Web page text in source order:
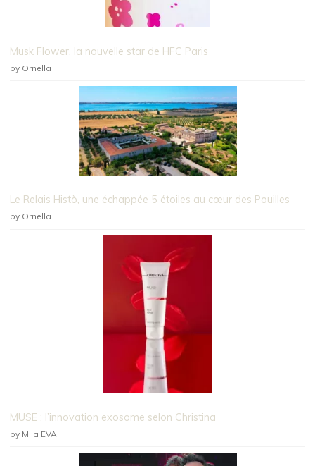
Musk Flower, la nouvelle star de HFC Paris
by Ornella
Le Relais Histò, une échappée 5 étoiles au cœur des Pouilles
by Ornella
MUSE : l’innovation exosome selon Christina
by Mila EVA